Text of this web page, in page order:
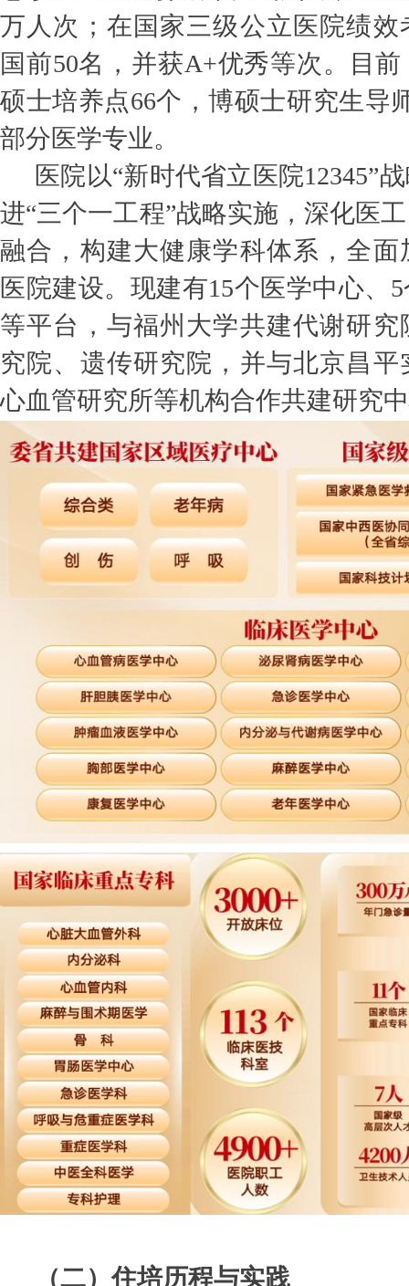
万人次；在国家三级公立医院绩效
国前50名，并获A+优秀等次。目
硕士培养点66个，博硕士研究生导
部分医学专业。
医院以“新时代省立医院12345”
进“三个一工程”战略实施，深化医
融合，构建大健康学科体系，全面
医院建设。现建有15个医学中心、
等平台，与福州大学共建代谢研
究院、遗传研究院，并与北京昌
心血管研究所等机构合作共建研究
（二）住培历程与实践